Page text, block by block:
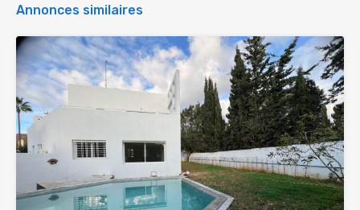
Annonces similaires